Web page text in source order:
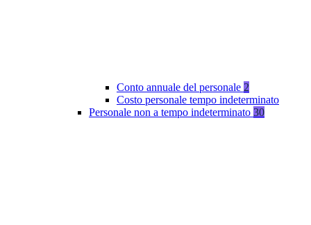
Conto annuale del personale 2
Costo personale tempo indeterminato
Personale non a tempo indeterminato 30